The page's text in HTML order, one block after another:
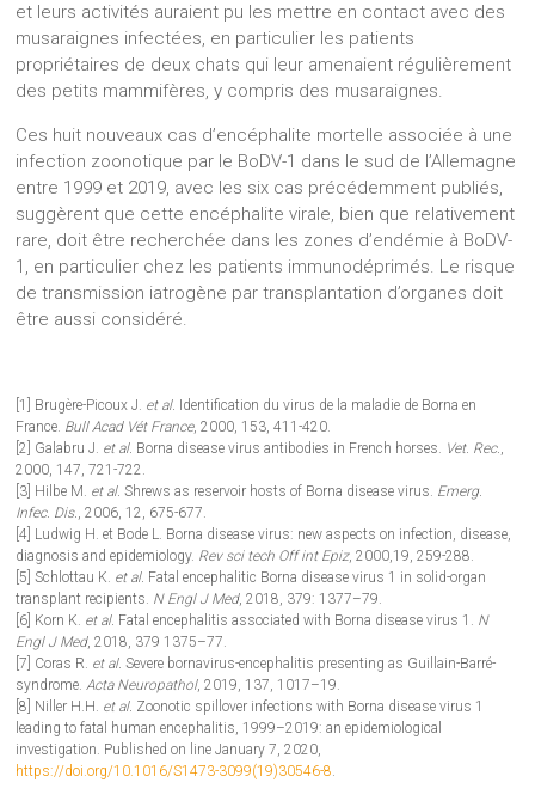
et leurs activités auraient pu les mettre en contact avec des
musaraignes infectées, en particulier les patients
propriétaires de deux chats qui leur amenaient régulièrement
des petits mammifères, y compris des musaraignes.
Ces huit nouveaux cas d’encéphalite mortelle associée à une
infection zoonotique par le BoDV-1 dans le sud de l’Allemagne
entre 1999 et 2019, avec les six cas précédemment publiés,
suggèrent que cette encéphalite virale, bien que relativement
rare, doit être recherchée dans les zones d’endémie à BoDV-
1, en particulier chez les patients immunodéprimés. Le risque
de transmission iatrogène par transplantation d’organes doit
être aussi considéré.
[1] Brugère-Picoux J. et al. Identification du virus de la maladie de Borna en
France. Bull Acad Vét France, 2000, 153, 411-420.
[2] Galabru J. et al. Borna disease virus antibodies in French horses. Vet. Rec.,
2000, 147, 721-722.
[3] Hilbe M. et al. Shrews as reservoir hosts of Borna disease virus. Emerg.
Infec. Dis., 2006, 12, 675-677.
[4] Ludwig H. et Bode L. Borna disease virus: new aspects on infection, disease,
diagnosis and epidemiology. Rev sci tech Off int Epiz, 2000,19, 259-288.
[5] Schlottau K. et al. Fatal encephalitic Borna disease virus 1 in solid-organ
transplant recipients. N Engl J Med, 2018, 379: 1377–79.
[6] Korn K. et al. Fatal encephalitis associated with Borna disease virus 1. N
Engl J Med, 2018, 379 1375–77.
[7] Coras R. et al. Severe bornavirus-encephalitis presenting as Guillain-Barré-
syndrome.Acta Neuropathol, 2019, 137, 1017–19.
[8] Niller H.H. et al. Zoonotic spillover infections with Borna disease virus 1
leading to fatal human encephalitis, 1999–2019: an epidemiological
investigation. Published on line January 7, 2020,
https://doi.org/10.1016/S1473-3099(19)30546-8.